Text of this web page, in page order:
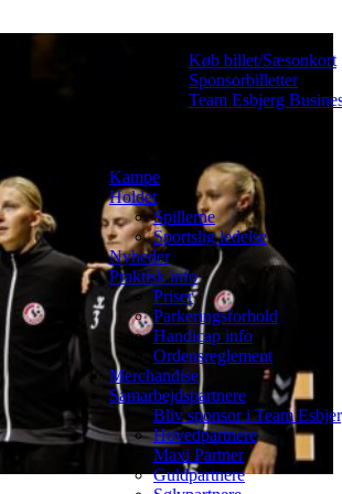
Køb billet/Sæsonkort
Sponsorbilletter
Team Esbjerg
Kampe
Holdet
Spillerne
Sportslig ledelse
Nyheder
Praktisk info
Priser
Parkeringsforhold
Handicap info
Ordensreglement
Merchandise
Samarbejdspartnere
Bliv sponsor i Team
Hovedpartnere
Maxi Partner
Guldpartnere